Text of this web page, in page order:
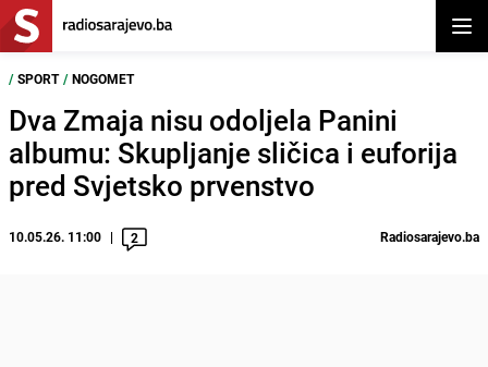
/ SPORT / NOGOMET
Dva Zmaja nisu odoljela Panini
albumu: Skupljanje sličica i euforija
pred Svjetsko prvenstvo
10.05.26. 11:00 2 Radiosarajevo.ba